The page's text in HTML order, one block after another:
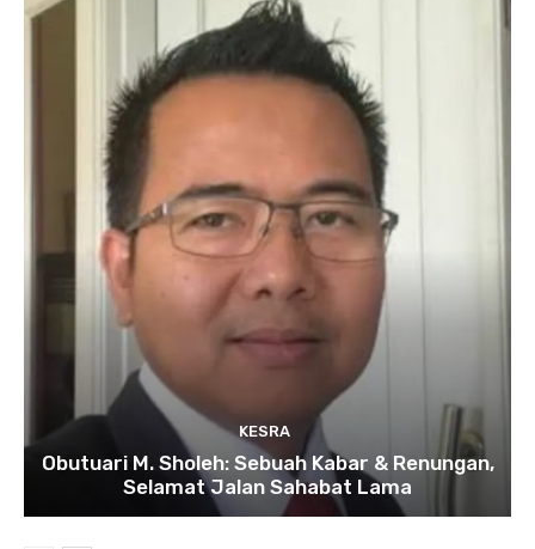
KESRA
Obutuari M. Sholeh: Sebuah Kabar & Renungan,
Selamat Jalan Sahabat Lama